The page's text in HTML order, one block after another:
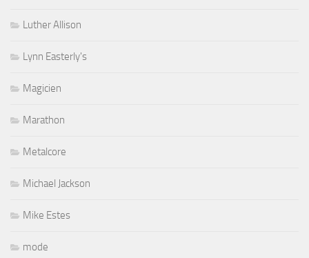
Luther Allison
Lynn Easterly's
Magicien
Marathon
Metalcore
Michael Jackson
Mike Estes
mode